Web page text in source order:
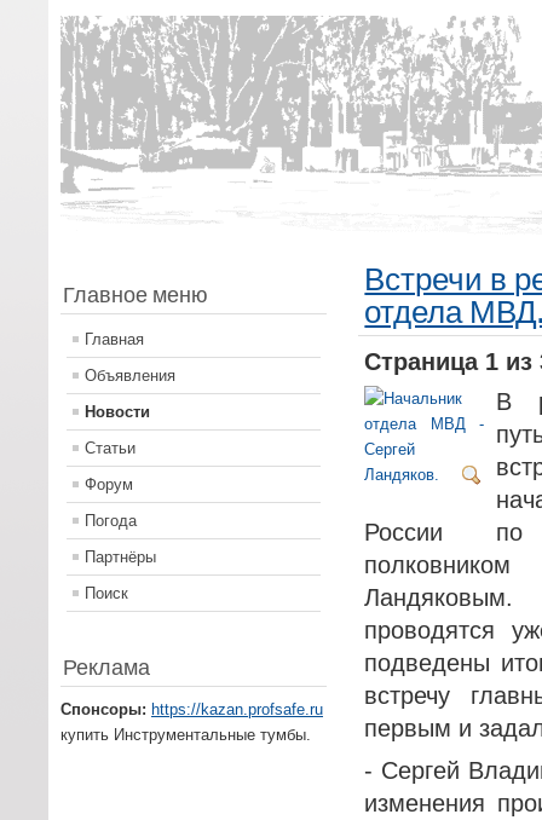
Главное меню
Главная
Объявления
Новости
Статьи
Форум
Погода
Партнёры
Поиск
Реклама
Спонсоры: https://kazan.profsafe.ru
купить Инструментальные тумбы.
Встречи в
отдела
Страница 1 из
В
России по
проводятся
подведены
встречу
первым и
- Сергей
изменения